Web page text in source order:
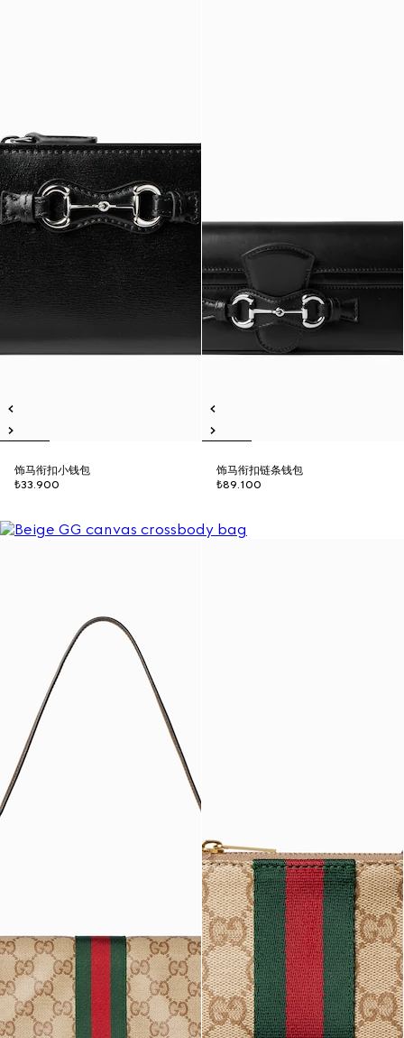
饰马衔扣小钱包
₺33.900
饰马衔扣链条钱包
₺89.100